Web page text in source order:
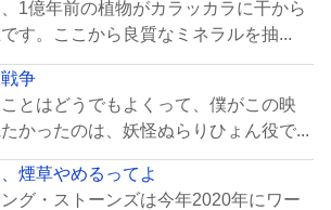
1億年前の植物がカラッカラに干から
す。ここから良質なミネラルを抽...
争
とはどうでもよくって、僕がこの映
かったのは、妖怪ぬらりひょん役で...
煙草やめるってよ
グ・ストーンズは今年2020年にワー